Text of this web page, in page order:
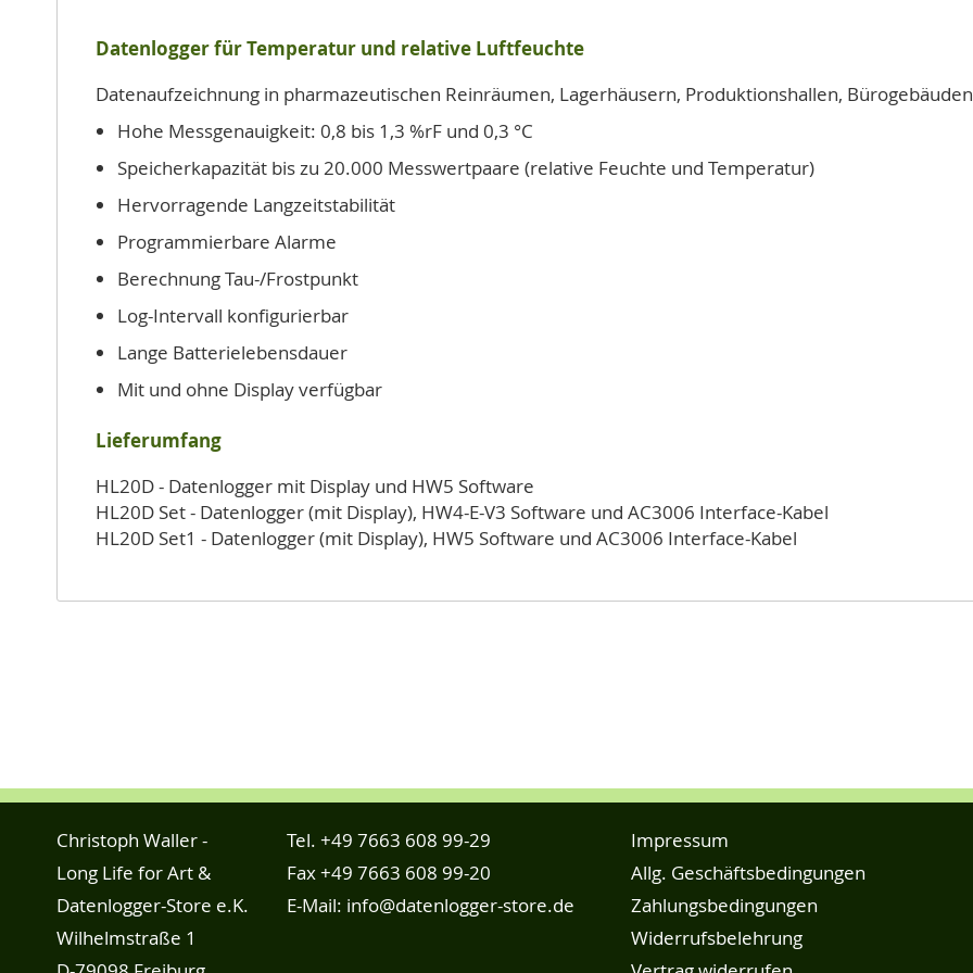
Datenlogger für Temperatur und relative Luftfeuchte
Datenaufzeichnung in pharmazeutischen Reinräumen, Lagerhäusern, Produktionshallen,
Hohe Messgenauigkeit: 0,8 bis 1,3 %rF und 0,3 °C
Speicherkapazität bis zu 20.000 Messwertpaare (relative Feuchte und Temperatur)
Hervorragende Langzeitstabilität
Programmierbare Alarme
Berechnung Tau-/Frostpunkt
Log-Intervall konfigurierbar
Lange Batterielebensdauer
Mit und ohne Display verfügbar
Lieferumfang
HL20D - Datenlogger mit Display und HW5 Software
HL20D Set - Datenlogger (mit Display), HW4-E-V3 Software und AC3006 Interface-Kabel
HL20D Set1 - Datenlogger (mit Display), HW5 Software und AC3006 Interface-Kabel
Christoph Waller -
Long Life for Art &
Datenlogger-Store e.K.
Wilhelmstraße 1
Tel. +49 7663 608 99-29
Fax +49 7663 608 99-20
E-Mail: info@datenlogger-store.de
Impressum
Allg. Geschäftsbedingungen
Zahlungsbedingungen
Widerrufsbelehrung